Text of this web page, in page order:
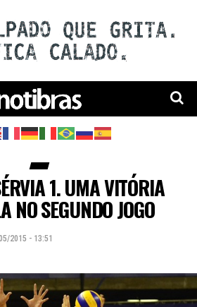
1. UMA VITÓRIA
NO SEGUNDO JOGO
2015 - 13:51